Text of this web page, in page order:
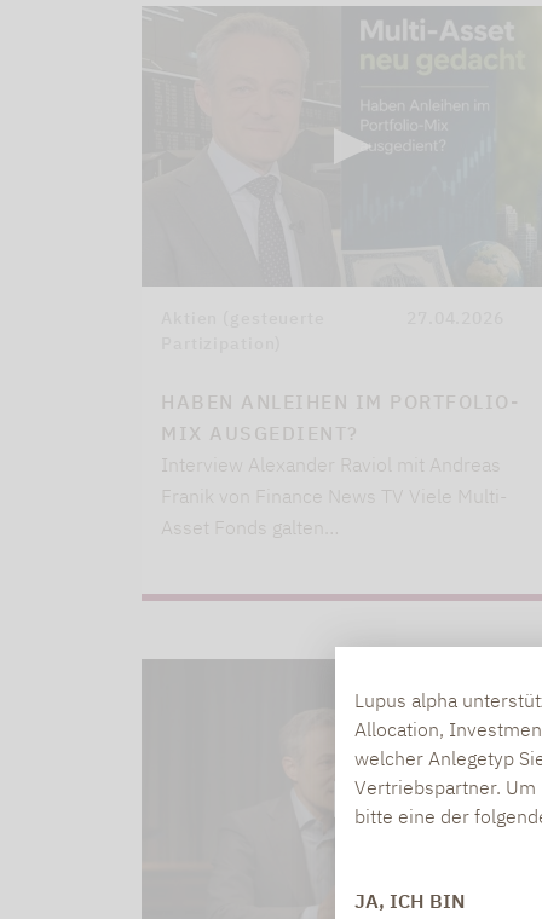
Lupus alpha
Allocation,
welcher Anlegetyp
Vertriebspartner.
bitte eine der
JA, ICH BIN
HABEN ANLEIHEN IM PORTFOLIO-
MIX AUSGEDIENT?
Interview Alexander Raviol mit Andreas
Franik von Finance News TV Viele Multi-
Asset Fonds galten…